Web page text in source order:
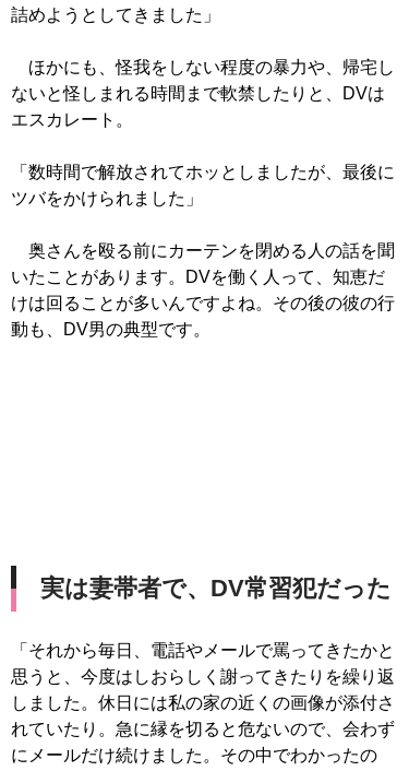
詰めようとしてきました」
ほかにも、怪我をしない程度の暴力や、帰宅し
ないと怪しまれる時間まで軟禁したりと、DVは
エスカレート。
「数時間で解放されてホッとしましたが、最後に
ツバをかけられました」
奥さんを殴る前にカーテンを閉める人の話を聞
いたことがあります。DVを働く人って、知恵だ
けは回ることが多いんですよね。その後の彼の行
動も、DV男の典型です。
実は妻帯者で、DV常習犯だった
「それから毎日、電話やメールで罵ってきたかと
思うと、今度はしおらしく謝ってきたりを繰り返
しました。休日には私の家の近くの画像が添付さ
れていたり。急に縁を切ると危ないので、会わず
にメールだけ続けました。その中でわかったの